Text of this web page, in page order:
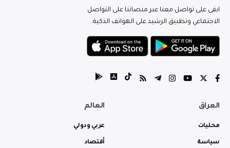
ابقى على تواصل معنا عبر منصاتنا على التواصل
الاجتماعي وتطبيق الرشيد على الهواتف الذكية.
العراق
محليات
سياسة
العالم
عربي ودولي
أقتصاد